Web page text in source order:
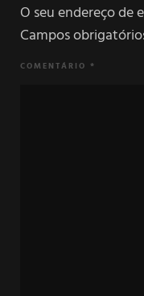
O seu endereço de
Campos
COMENTÁRIO *